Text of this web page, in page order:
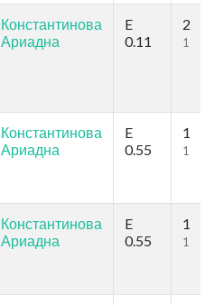
Константинова
Ариадна
E
0.11
2
1
Константинова
Ариадна
E
0.55
1
1
Константинова
Ариадна
E
0.55
1
1